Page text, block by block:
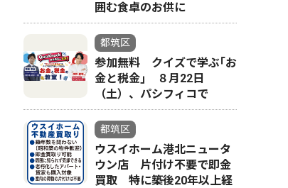
囲む食卓のお供に
都筑区
参加無料 クイズで学ぶ｢お
金と税金｣ ８月22日
（土）、パシフィコで
都筑区
ウスイホーム港北ニュータ
ウン店 片付け不要で即金
買取 特に築後20年以上経